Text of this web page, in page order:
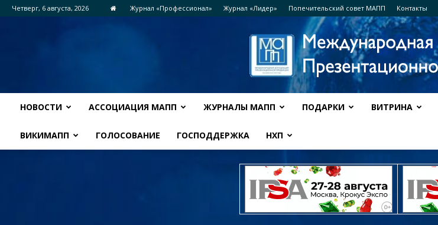
Четверг, 6 августа, 2026 Журнал «Профессионал» Журнал «Лидер» Попечительский совет МАПП Контакты
НОВОСТИ АССОЦИАЦИЯ МАПП ЖУРНАЛЫ МАПП ПОДАРКИ ВИТРИНА
ВИКИМАПП ГОЛОСОВАНИЕ ГОСПОДДЕРЖКА НХП